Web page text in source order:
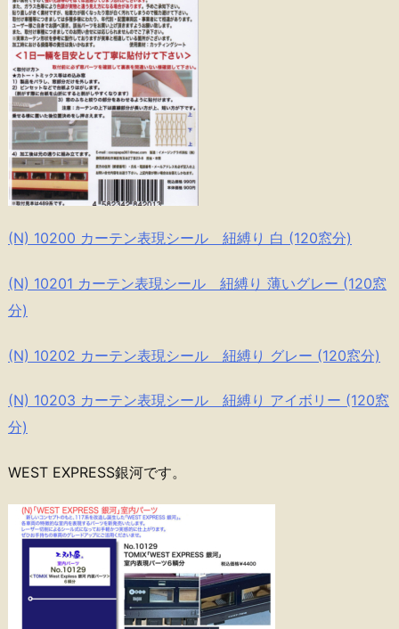
(N) 10200 カーテン表現シール 紐縛り 白 (120窓分)
(N) 10201 カーテン表現シール 紐縛り 薄いグレー (120窓
分)
(N) 10202 カーテン表現シール 紐縛り グレー (120窓分)
(N) 10203 カーテン表現シール 紐縛り アイボリー (120窓
分)
WEST EXPRESS銀河です。